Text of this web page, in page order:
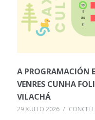
A PROGRAMACIÓN
VENRES CUNHA
VILACHÁ
29 XULLO 2026 /